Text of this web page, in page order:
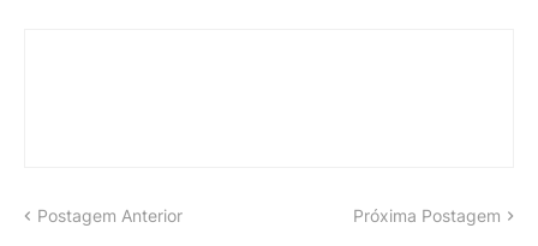
Postagem Anterior Próxima Postagem